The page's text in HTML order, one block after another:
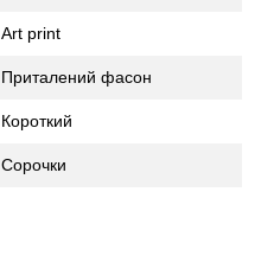
Art print
Приталений фасон
Короткий
Сорочки